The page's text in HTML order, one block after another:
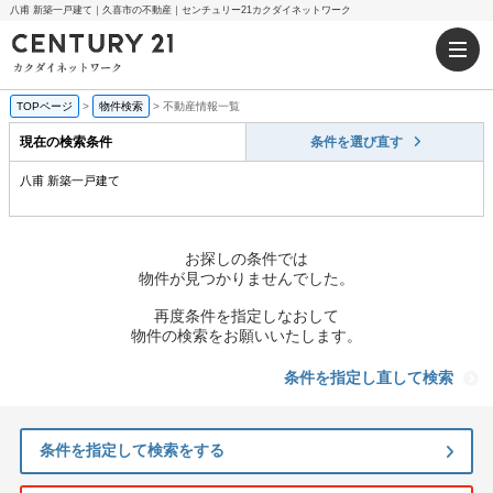
八甫 新築一戸建て｜久喜市の不動産｜センチュリー21カクダイネットワーク
TOPページ > 物件検索 > 不動産情報一覧
現在の検索条件 条件を選び直す
八甫 新築一戸建て
お探しの条件では
物件が見つかりませんでした。
再度条件を指定しなおして
物件の検索をお願いいたします。
条件を指定し直して検索
条件を指定して検索をする